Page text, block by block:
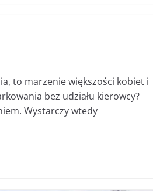
to marzenie większości kobiet i
bez udziału kierowcy?
Wystarczy wtedy